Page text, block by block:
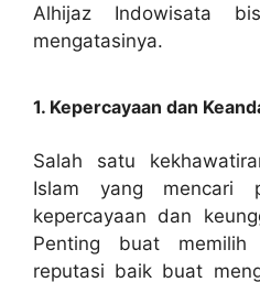
Alhijaz Indowisata
mengatasinya.
1. Kepercayaan dan
Salah satu
Islam yang mencari
kepercayaan dan
Penting buat
reputasi baik buat